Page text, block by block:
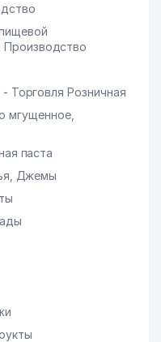
Торговля Розничная
мгущенное,
паста
Джемы